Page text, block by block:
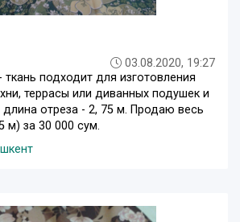
03.08.2020, 19:27
подходит для изготовления
террасы или диванных подушек и
отреза - 2, 75 м. Продаю весь
м) за 30 000 сум.